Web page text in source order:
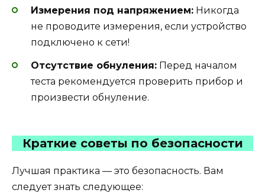
Измерения под напряжением: Никогда
не проводите измерения, если устройство
подключено к сети!
Отсутствие обнуления: Перед началом
теста рекомендуется проверить прибор и
произвести обнуление.
Краткие советы по безопасности
Лучшая практика — это безопасность. Вам
следует знать следующее: